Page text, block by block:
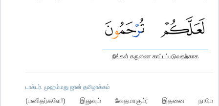
நீங்கள் கருணை காட்டப்படுவதற்காக
டாக்டர். முஹம்மது ஜான் தமிழாக்கம்
(மனிதர்களே!) இதுவும் வேதமாகும்; இதனை நாமே